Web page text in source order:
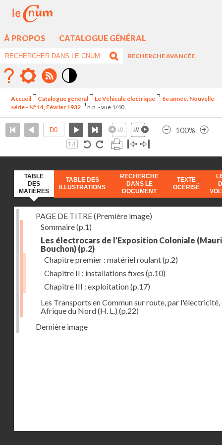
À PROPOS CATALOGUE GÉNÉRAL
RECHERCHE AVANCÉE
élévé
Accueil Catalogue général Le Véhicule électrique
6e année. Nouvelle
série - N°14, Février 1932
n.n. - vue 1/40
100%
TABLE
DES
MATIÈRES
TABLE DES
ILLUSTRATIONS
RECHERCHE
DANS LE
DOCUMENT
TEXTE
OCÉRISÉ
PAGE DE TITRE (Première image)
Sommaire(p.1)
Les électrocars de l'Exposition Coloniale
Bouchon) (p.2)
Chapitre premier : matériel roulant(p.2)
Chapitre II : installations fixes (p.10)
Chapitre III : exploitation(p.17)
Les Transports en Commun sur route, par l'électricité,
Afrique du Nord (H. L.) (p.22)
Dernière image